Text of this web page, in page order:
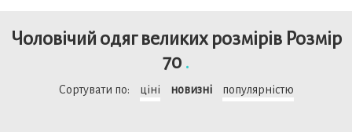
Чоловічий одяг великих розмірів Розмiр
70 .
Сортувати по: ціні новизні популярністю